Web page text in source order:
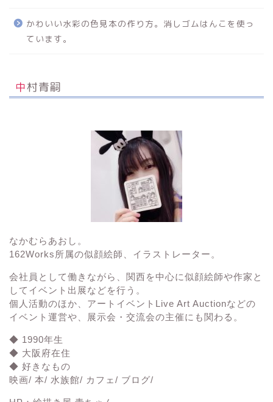
かわいい水彩の色見本の作り方。消しゴムはんこを使っ
ています。
中村青嗣
なかむらあおし。
162Works所属の似顔絵師、イラストレーター。
会社員として働きながら、関西を中心に似顔絵師や作家と
してイベント出展などを行う。
個人活動のほか、アートイベント Live Art Auctionなどの
イベント運営や、展示会・交流会の主催にも関わる。
◆ 1990年生
◆ 大阪府在住
◆ 好きなもの
映画/ 本/ 水族館/ カフェ/ ブログ/